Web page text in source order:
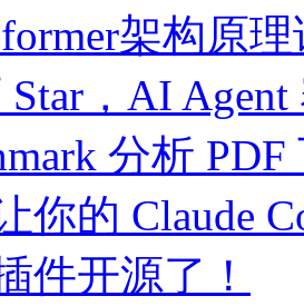
架构原
Star，AI
分析 PDF
你的 Claude
件开源了！